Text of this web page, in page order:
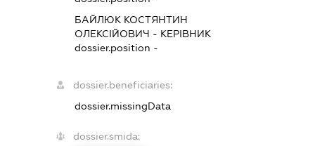
БАЙЛЮК КОСТЯНТИН
ОЛЕКСІЙОВИЧ - КЕРІВНИК
dossier.position -
dossier.beneficiaries:
dossier.missingData
dossier.smida: